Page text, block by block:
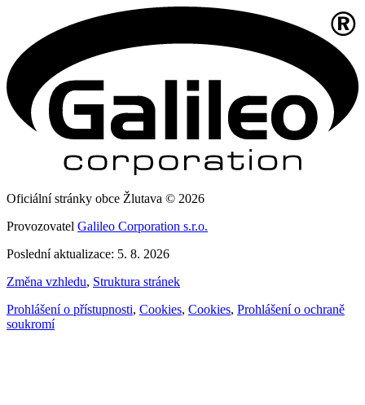
Oficiální stránky obce Žlutava © 2026
Provozovatel Galileo Corporation s.r.o.
Poslední aktualizace: 5. 8. 2026
Změna vzhledu, Struktura stránek
Prohlášení o přístupnosti, Cookies, Cookies, Prohlášení o ochraně
soukromí